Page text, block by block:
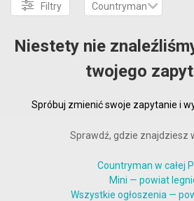
Filtry Countryman
Niestety nie
twojego
Spróbuj zmienić swoje zapytanie i
Sprawdź, gdzie znajdziesz
Countryman w całej
Mini — powiat
Wszystkie ogłoszenia —